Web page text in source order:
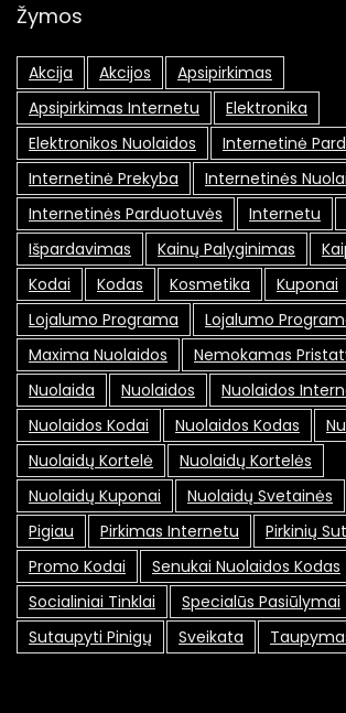
Žymos
Akcija Akcijos
Apsipirkimas
Apsipirkimas Internetu
Elektronika
Elektronikos Nuolaidos
Internetinė
Internetinė Prekyba
Internetinės
Internetinės Parduotuvės
Internetu
Išpardavimas
Kainų Palyginimas
Kodai
Kodas Kosmetika
Kuponai
Lojalumo Programa
Lojalumo
Maxima Nuolaidos
Nemokamas
Nuolaida
Nuolaidos
Nuolaidos
Nuolaidos Kodai
Nuolaidos Kodas
Nuolaidų Kortelė
Nuolaidų Kortelės
Nuolaidų Kuponai
Nuolaidų Svetainės
Pigiau
Pirkimas Internetu
Pirkinių
Promo Kodai
Senukai Nuolaidos Kodas
Socialiniai Tinklai
Specialūs Pasiūlymai
Sutaupyti Pinigų
Sveikata